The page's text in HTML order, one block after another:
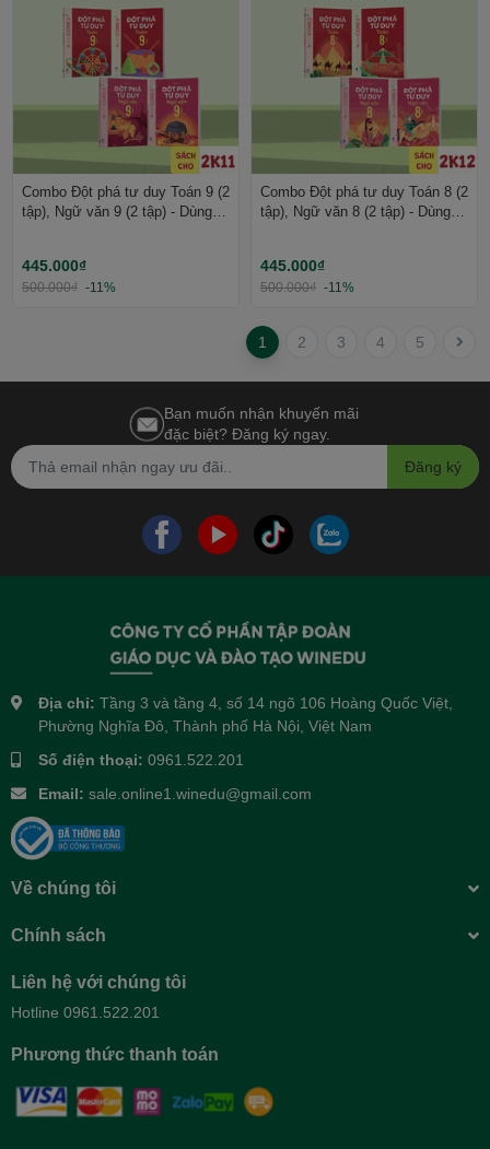
Combo Đột phá tư duy Toán 9 (2
tập), Ngữ văn 9 (2 tập) - Dùng
445.000₫
500.000₫ -11%
Combo Đột phá tư duy Toán 8 (2
tập), Ngữ văn 8 (2 tập) - Dùng
445.000₫
500.000₫ -11%
1 2 3 4 5
Bạn muốn nhận khuyến mãi
đặc biệt? Đăng ký ngay.
Đăng ký
Địa chỉ: Tầng 3 và tầng 4, số 14 ngõ 106 Hoàng Quốc Việt,
Phường Nghĩa Đô, Thành phố Hà Nội, Việt Nam
Số điện thoại: 0961.522.201
Email: sale.online1.winedu@gmail.com
Về chúng tôi
Chính sách
Liên hệ với chúng tôi
Hotline 0961.522.201
Phương thức thanh toán